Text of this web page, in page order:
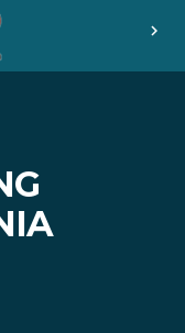
chevron_right